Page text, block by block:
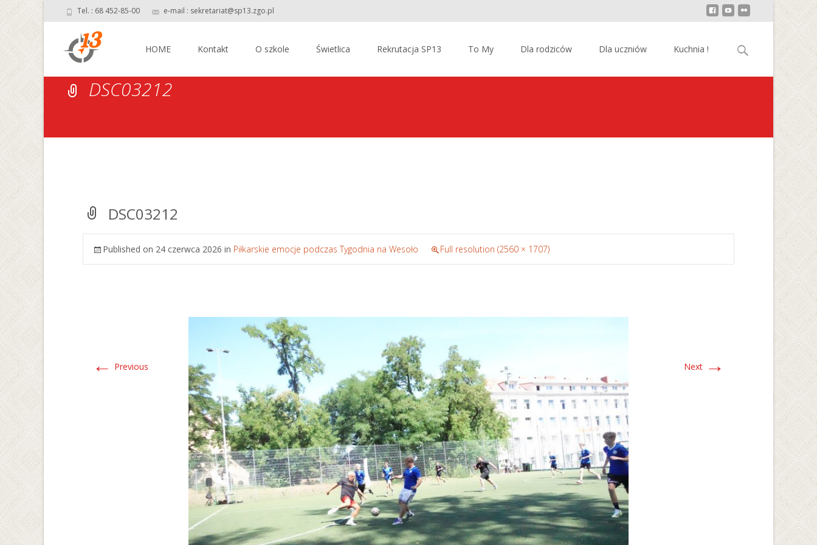
Tel. : 68 452-85-00 e-mail : sekretariat@sp13.zgo.pl
HOME Kontakt O szkole Świetlica Rekrutacja SP13 To My Dla rodziców Dla uczniów Kuchnia ! Szukaj:
DSC03212
DSC03212
Published on 24 czerwca 2026 in Piłkarskie emocje podczas Tygodnia na Wesoło Full resolution (2560 × 1707)
← Previous Next →